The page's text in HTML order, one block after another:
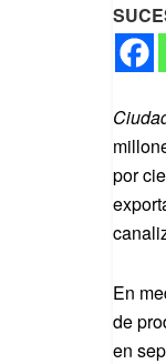
por
En
de
en